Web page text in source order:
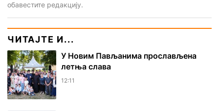
обавестите редакцију.
ЧИТАЈТЕ И...
У Новим Пављанима прослављена
летња слава
12:11